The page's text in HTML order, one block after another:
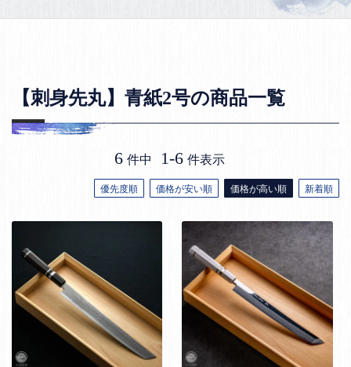
【刺身先丸】青紙2号の商品一覧
優先度順 価格が安い順 価格が高い順 新着順
6 件中 1-6 件表示